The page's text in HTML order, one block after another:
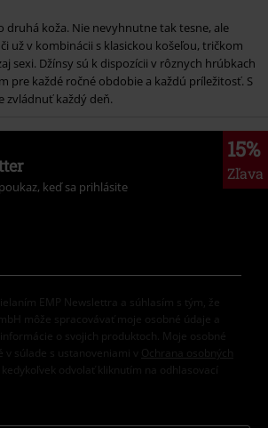
druhá koža. Nie nevyhnutne tak tesne, ale
už v kombinácii s klasickou košeľou, tričkom
sexi. Džínsy sú k dispozícii v rôznych hrúbkach
pre každé ročné obdobie a každú príležitosť. S
zvládnuť každý deň.
15%
Zľava
keď sa prihlásite
EMP Newslettra a súhlasím s tým, že
môže spracovávať moje osobné údaje a
o svojich produktoch. Moje osobné
súlade s ustanoveniami v
Ochrana osobných
kedykoľvek odvolať kliknutím na odhlasovací